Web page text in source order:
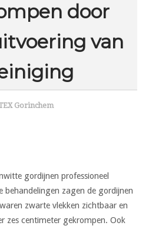
door
van
Gorinchem
gordijnen professioneel
behandelingen zagen de gordijnen
zwarte vlekken zichtbaar en
zes centimeter gekrompen. Ook